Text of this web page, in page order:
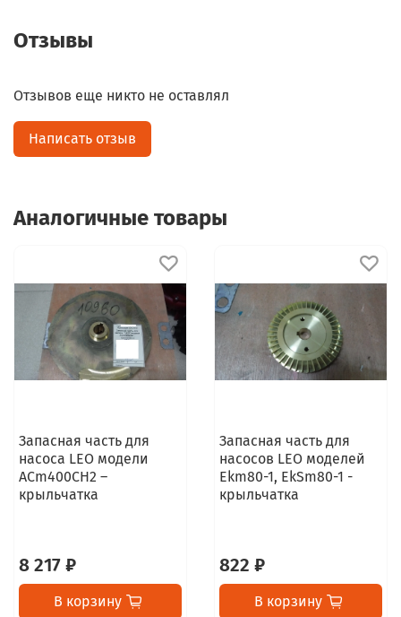
Отзывы
Отзывов еще никто не оставлял
Написать отзыв
Аналогичные товары
Запасная часть для
насоса LEO модели
ACm400CH2 –
крыльчатка
8 217 ₽
В корзину
Запасная часть для
насосов LEO моделей
Ekm80-1, EkSm80-1 -
крыльчатка
822 ₽
В корзину